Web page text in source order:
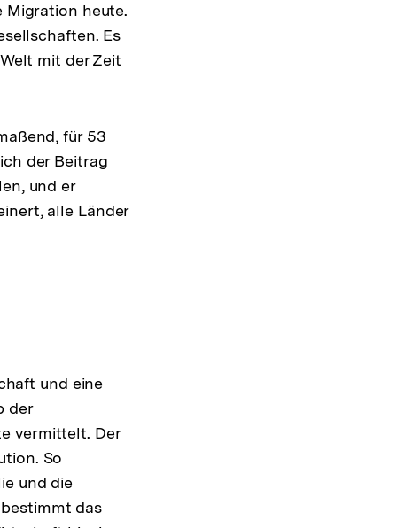
Migration heute.
Es
mit der Zeit
für 53
der Beitrag
und er
alle Länder
und eine
der
vermittelt. Der
So
und die
das